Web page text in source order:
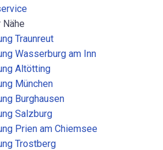
Nähe
Traunreut
Wasserburg am Inn
Altötting
München
Burghausen
Salzburg
Prien am Chiemsee
Trostberg